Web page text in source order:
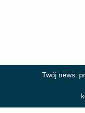
Twój news: